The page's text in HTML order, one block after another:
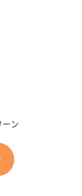
ーン